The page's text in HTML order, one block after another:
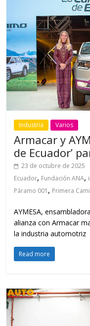
Industria Varios
Armacar y
de Ecuador’
23 de octubre de 2025
Ecuador, Fundación ANA,
Páramo 001 , Primera
AYMESA,
alianza con Armacar
la industria automotriz
Read more